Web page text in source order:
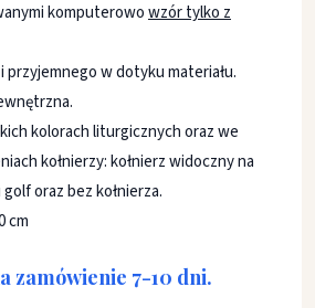
komputerowowzór tylko z
przyjemnego w dotyku materiału.
kolorach liturgicznych oraz we
kołnierzy: kołnierz widoczny na
oraz bez kołnierza.
cm
zamówienie 7-10 dni.